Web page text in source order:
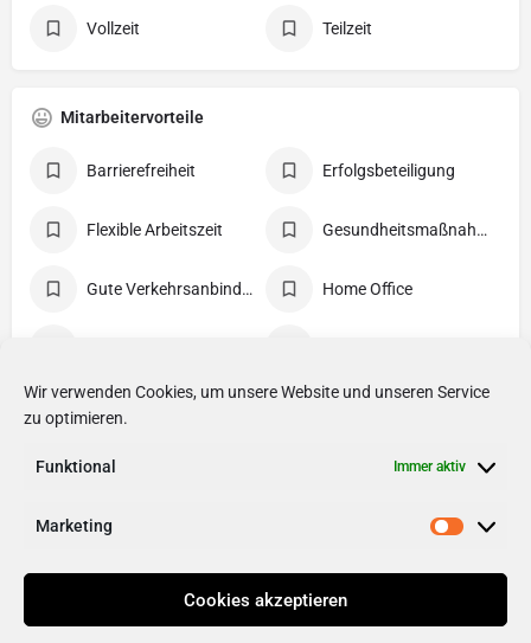
Wir verwenden Cookies, um unsere Website und unseren Service
zu optimieren.
Funktional Immer aktiv
Marketing
Cookies akzeptieren
Vollzeit Teilzeit
Mitarbeitervorteile
Barrierefreiheit Erfolgsbeteiligung
Flexible Arbeitszeit Gesundheitsmaßnahmen
Gute Verkehrsanbindung Home Office
Kostenlose Getränke
Vergünstigtes Essen Weiterbildung